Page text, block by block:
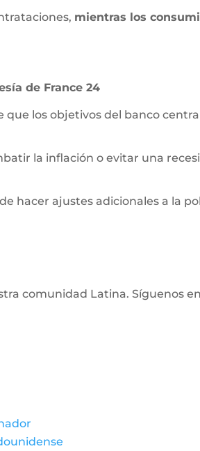
mientras los
de France 24
los objetivos del banco
la inflación o evitar una
hacer ajustes adicionales a la
comunidad Latina. Síguenos